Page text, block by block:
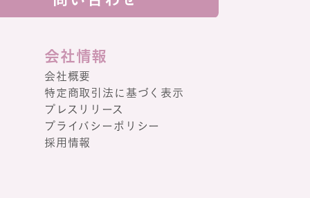
会社情報
会社概要
特定商取引法に基づく表示
プレスリリース
プライバシーポリシー
採用情報